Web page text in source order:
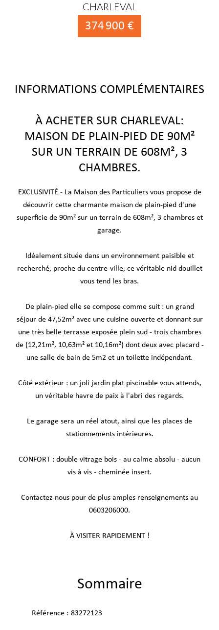
CHARLEVAL
374 900 €
INFORMATIONS COMPLÉMENTAIRES
À ACHETER SUR CHARLEVAL:
MAISON DE PLAIN-PIED DE 90M²
SUR UN TERRAIN DE 608M², 3
CHAMBRES.
EXCLUSIVITÉ - La Maison des Particuliers vous propose de
découvrir cette charmante maison de plain-pied d'une
superficie de 90m² sur un terrain de 608m², 3 chambres et
garage.
Idéalement située dans un environnement paisible et
recherché, proche du centre-ville, ce véritable nid douillet
vous tend les bras.
De plain-pied elle se compose comme suit : un grand
séjour de 47,52m² avec une cuisine ouverte et donnant sur
une très belle terrasse exposée plein sud - trois chambres
de (12,21m², 10,63m² et 10,16m²) dont deux avec placard -
une salle de bain de 5m2 et un toilette indépendant.
Côté extérieur : un joli jardin plat piscinable vous attends,
un véritable havre de paix à l'abri des regards.
Le garage sera un réel atout, ainsi que les places de
stationnements intérieures.
CONFORT : double vitrage bois - au calme absolu - aucun
vis à vis - cheminée insert.
Contactez-nous pour de plus amples renseignements au
0603206000.
À VISITER RAPIDEMENT !
Sommaire
Référence 83272123